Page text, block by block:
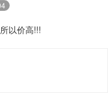
以价高!!!